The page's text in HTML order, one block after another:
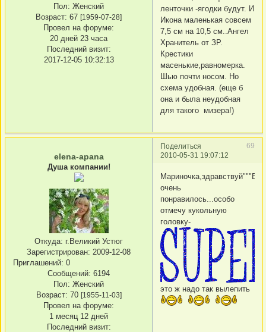
Пол: Женский
Возраст: 67 [1959-07-28]
Провел на форуме:
20 дней 23 часа
Последний визит:
2017-12-05 10:32:13
ленточки -ягодки будут. И
Икона маленькая совсем
7,5 см на 10,5 см..Ангел
Хранитель от ЗР.
Крестики
масенькие,равномерка.
Шью почти носом. Но
схема удобная. (еще б
она и была неудобная
для такого мизера!)
Поделиться
69
2010-05-31 19:07:12
elena-apana
Душа компании!
Откуда: г.Великий Устюг
Зарегистрирован: 2009-12-08
Приглашений: 0
Сообщений: 6194
Пол: Женский
Возраст: 70 [1955-11-03]
Провел на форуме:
1 месяц 12 дней
Последний визит:
очень
понравилось...особо
отмечу кукольную
головку-
это ж надо так вылепить